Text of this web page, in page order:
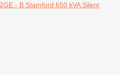
- B Stamford 650 kVA Silent